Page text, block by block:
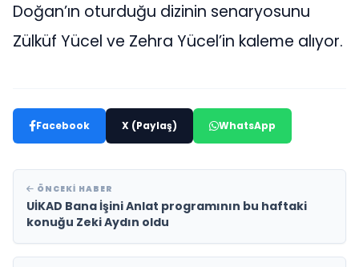
Doğan’ın oturduğu dizinin senaryosunu
Zülküf Yücel ve Zehra Yücel’in kaleme alıyor.
Facebook X (Paylaş) WhatsApp
ÖNCEKI HABER
UİKAD Bana İşini Anlat programının bu haftaki
konuğu Zeki Aydın oldu